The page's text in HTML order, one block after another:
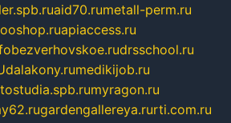
aid70.rumetall-perm.ru
apiaccess.ru
bezverhovskoe.rudrsschool.ru
dalakony.rumedikijob.ru
myragon.ru
gardengallereya.rurti.com.ru